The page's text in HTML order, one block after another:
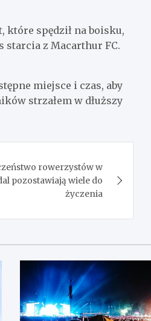
które spędził na boisku,
z Macarthur FC.
miejsce i czas, aby
strzałem w dłuższy
rowerzystów w
pozostawiają wiele do
życzenia